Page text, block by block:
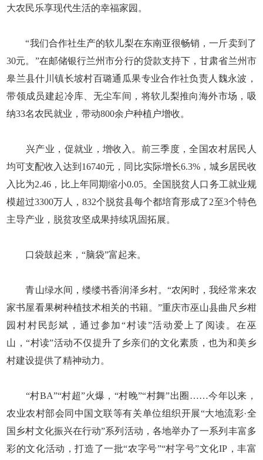
大农民乐享现代生活的幸福家园。
“我们合作社生产的软儿梨在东南亚很畅销，一斤卖到了
30元。”在邮储银行兰州市分行的贷款支持下，甘肃省兰州市
皋兰县什川镇长坡村百璐通瓜果专业合作社负责人魏永波，
带领成员建起冷库、无尘车间，将软儿梨推向海外市场，吸
纳33名农民就业，带动800余户种植户增收。
兴产业，促就业，增收入。前三季度，全国农村居民人
均可支配收入达到16740元，同比实际增长6.3%，城乡居民收
入比为2.46，比上年同期缩小0.05。全国脱贫人口务工就业规
模超过3300万人，832个脱贫县每个都培育形成了2至3个特色
主导产业，脱贫攻坚成果持续巩固拓展。
口袋鼓起来，“脑袋”富起来。
青山绿水间，缕缕书香润泽乡村。“农闲时，我经常来农
家书屋看果树种植技术相关的书籍。”重庆市巫山县曲尺乡柑
园村村民彭斌，通过参加“村读”活动爱上了阅读。在巫
山，“村读”活动不仅提升了乡亲们的文化素质，也为和美乡
村建设提供了精神动力。
“村BA”“村超”火爆，“村晚”“村舞”出圈……今年以来，
农业农村部会同中国文联等有关单位组织开展“大地流彩·全
国乡村文化振兴在行动”系列活动，各地举办了一系列丰富多
彩的文化活动，打造了一批“农字号”“村字号”文化IP，丰富